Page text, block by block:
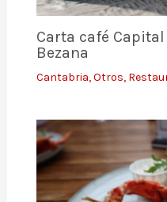
Carta café
Bezana
Cantabria,Otros,